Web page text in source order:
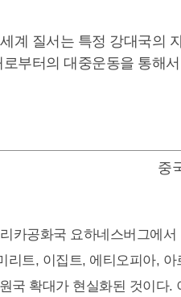
계 질서는 특정 강대국의
부터의 대중운동을 통해
중
카공화국 요하네스버그에
리트, 이집트, 에티오피아,
국 확대가 현실화된 것이다.